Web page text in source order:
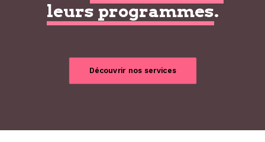
leurs programmes.
Découvrir nos services